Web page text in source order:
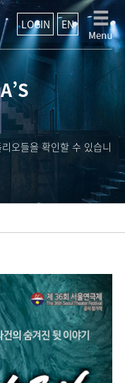
EN
LOGIN
오들을 확인할 수 있습니